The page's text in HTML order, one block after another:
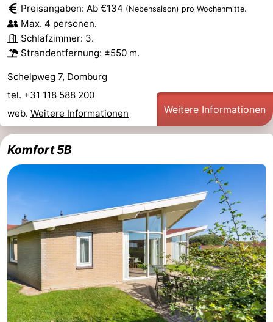
Preisangaben: Ab €134 (Nebensaison) pro Wochenmitte.
Max. 4 personen.
Schlafzimmer: 3.
Strandentfernung: ±550 m.
Schelpweg 7, Domburg
tel. +31 118 588 200
web. Weitere Informationen Weitere Informationen
Komfort 5B